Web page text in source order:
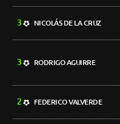
3 NICOLÁS DE LA CRUZ
3 RODRIGO AGUIRRE
2 FEDERICO VALVERDE